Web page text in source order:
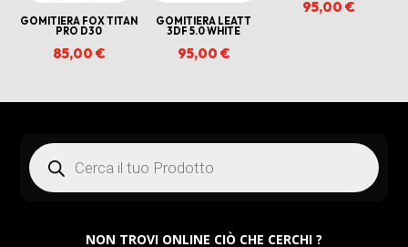
GOMITIERA FOX TITAN
PRO D30
85,00 €
GOMITIERA LEATT
3DF 5.0 WHITE
95,00 €
95,00€
Products
search
NON TROVI ONLINE CIÒ CHE CERCHI ?